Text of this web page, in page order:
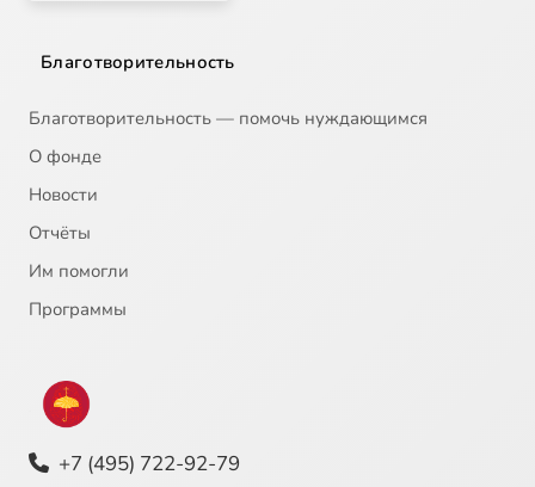
Благотворительность
Благотворительность — помочь нуждающимся
О фонде
Новости
Отчёты
Им помогли
Программы
+7 (495) 722-92-79